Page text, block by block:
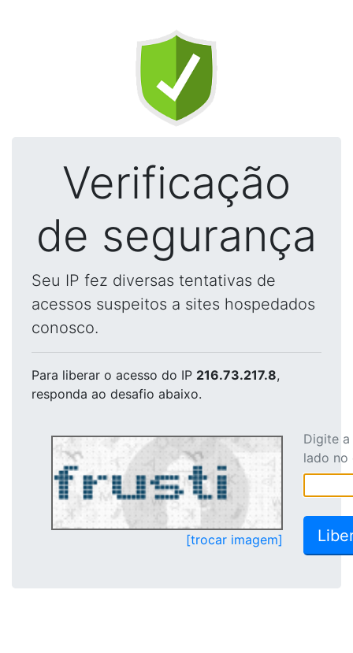
Verificação
de segurança
Seu IP fez diversas tentativas de
acessos suspeitos a sites hospedados
conosco.
Para liberar o acesso do IP 216.73.217.8,
responda ao desafio abaixo.
[trocar imagem]
Digite
lado no